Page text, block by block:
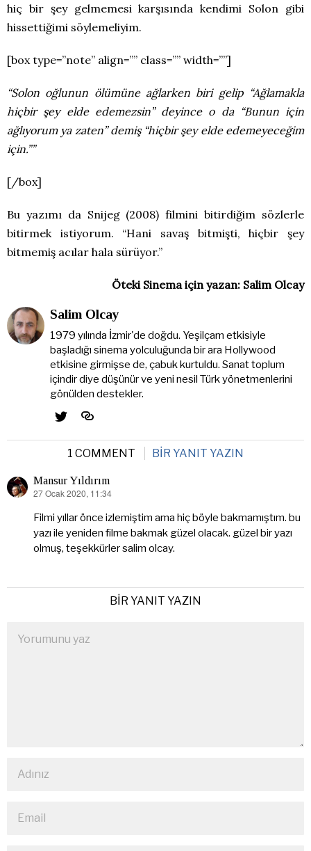
hiç bir şey gelmemesi karşısında kendimi Solon gibi
hissettiğimi söylemeliyim.
[box type=”note” align=”” class=”” width=””]
“Solon oğlunun ölümüne ağlarken biri gelip “Ağlamakla
hiçbir şey elde edemezsin” deyince o da “Bunun için
ağlıyorum ya zaten” demiş “hiçbir şey elde edemeyeceğim
için.””
[/box]
Bu yazımı da Snijeg (2008) filmini bitirdiğim sözlerle
bitirmek istiyorum. “Hani savaş bitmişti, hiçbir şey
bitmemiş acılar hala sürüyor.”
Öteki Sinema için yazan: Salim Olcay
Salim Olcay
1979 yılında İzmir'de doğdu. Yeşilçam etkisiyle
başladığı sinema yolculuğunda bir ara Hollywood
etkisine girmişse de, çabuk kurtuldu. Sanat toplum
içindir diye düşünür ve yeni nesil Türk yönetmenlerini
gönülden destekler.
1 COMMENT BIR YANIT YAZIN
Mansur Yıldırım
dedi
27 Ocak 2020, 11:34
Filmi yıllar önce izlemiştim ama hiç böyle bakmamıştım. bu
yazı ile yeniden filme bakmak güzel olacak. güzel bir yazı
olmuş, teşekkürler salim olcay.
BIR YANIT YAZIN